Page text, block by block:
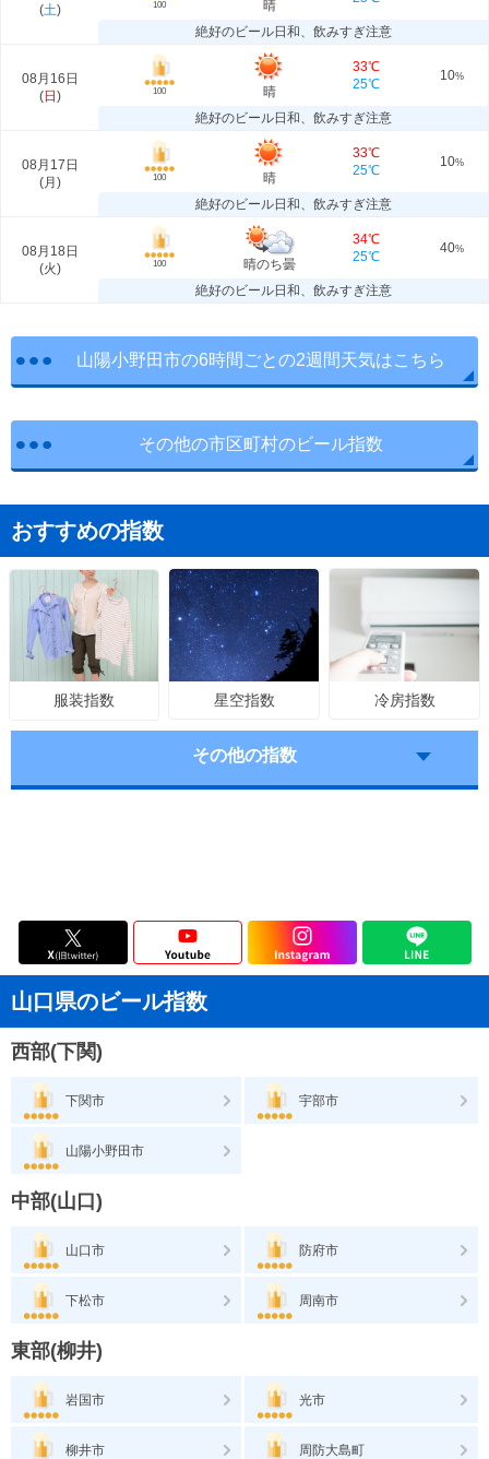
(土) 100 晴
絶好のビール日和、飲みすぎ注意
08月16日
(日 ) 100 晴
33℃
25℃
10%
絶好のビール日和、飲みすぎ注意
08月17日
(月 ) 100 晴
33℃
25℃
10%
絶好のビール日和、飲みすぎ注意
08月18日
(火) 100 晴のち曇
34℃
25℃
40%
絶好のビール日和、飲みすぎ注意
山陽小野田市の6時間ごとの2週間天気はこちら
その他の市区町村のビール指数
おすすめの指数
服装指数 星空指数 冷房指数
その他の指数
山口県のビール指数
西部(下関)
下関市 宇部市
山陽小野田市
中部(山口)
山口市 防府市
下松市 周南市
東部(柳井)
岩国市 光市
柳井市 周防大島町